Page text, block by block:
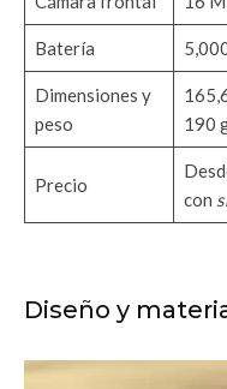
Batería
Dimensiones y
peso
190
Precio
con
Diseño y